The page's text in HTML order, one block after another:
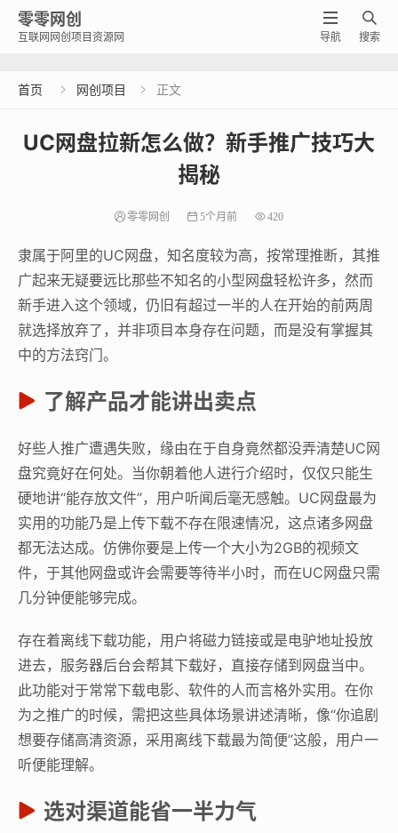
零零网创
互联网网创项目资源网

搜索

导航
首页  网创项目  正文
UC网盘拉新怎么做？新手推广技巧大
揭秘
零零网创 5个月前 420
隶属于阿里的UC网盘，知名度较为高，按常理推断，其推
广起来无疑要远比那些不知名的小型网盘轻松许多，然而
新手进入这个领域，仍旧有超过一半的人在开始的前两周
就选择放弃了，并非项目本身存在问题，而是没有掌握其
中的方法窍门。
了解产品才能讲出卖点
好些人推广遭遇失败，缘由在于自身竟然都没弄清楚UC网
盘究竟好在何处。当你朝着他人进行介绍时，仅仅只能生
硬地讲“能存放文件”，用户听闻后毫无感触。UC网盘最为
实用的功能乃是上传下载不存在限速情况，这点诸多网盘
都无法达成。仿佛你要是上传一个大小为2GB的视频文
件，于其他网盘或许会需要等待半小时，而在UC网盘只需
几分钟便能够完成。
存在着离线下载功能，用户将磁力链接或是电驴地址投放
进去，服务器后台会帮其下载好，直接存储到网盘当中。
此功能对于常常下载电影、软件的人而言格外实用。在你
为之推广的时候，需把这些具体场景讲述清晰，像“你追剧
想要存储高清资源，采用离线下载最为简便”这般，用户一
听便能理解。
选对渠道能省一半力气